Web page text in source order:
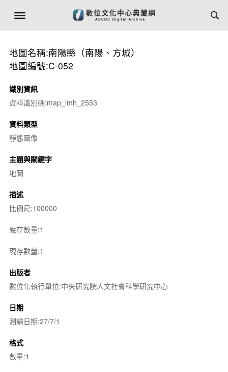
地圖名稱:南陽縣（南陽、方城）
地圖編號:C-052
識別資訊
資料識別碼:map_imh_2553
資料類型
靜態圖像
主題與關鍵字
地圖
描述
比例尺:100000
應存數量:1
現存數量:1
出版者
數位化執行單位:中央研究院人文社會科學研究中心
日期
測繪日期:27/7/1
格式
數量:1